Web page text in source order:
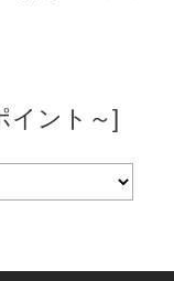
イント～]